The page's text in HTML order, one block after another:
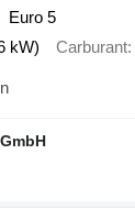
Euro 5
kW) Carburant